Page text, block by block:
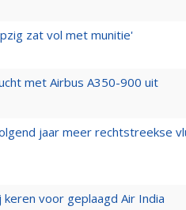
zat vol met munitie'
met Airbus A350-900 uit
jaar meer rechtstreekse
voor geplaagd Air India